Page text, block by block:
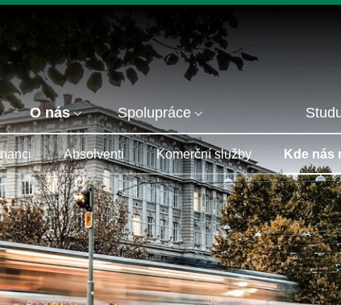
O nás Spolupráce
Absolventi Komerční služby Kde nás